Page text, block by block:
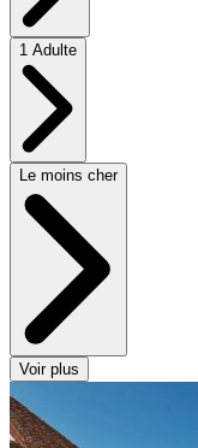
1 Adulte
Le moins cher
Voir plus